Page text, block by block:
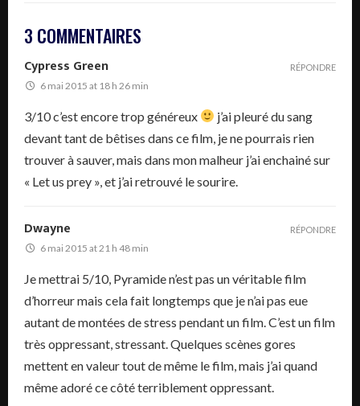
3 COMMENTAIRES
Cypress Green
6 mai 2015 at 18 h 26 min
3/10 c’est encore trop généreux
j’ai pleuré du sang
devant tant de bêtises dans ce film, je ne pourrais rien
trouver à sauver, mais dans mon malheur j’ai enchainé sur
« Let us prey », et j’ai retrouvé le sourire.
RÉPONDRE
Dwayne
6 mai 2015 at 21 h 48 min
Je mettrai 5/10, Pyramide n’est pas un véritable film
d’horreur mais cela fait longtemps que je n’ai pas eue
autant de montées de stress pendant un film. C’est un film
très oppressant, stressant. Quelques scènes gores
mettent en valeur tout de même le film, mais j’ai quand
même adoré ce côté terriblement oppressant.
RÉPONDRE